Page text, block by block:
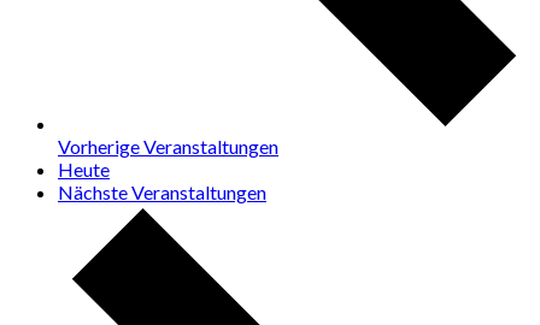
VorherigeVeranstaltungen
Heute
NächsteVeranstaltungen